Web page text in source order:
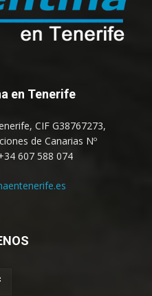
en Tenerife
CIF G38767273,
de Canarias Nº
607 588 074